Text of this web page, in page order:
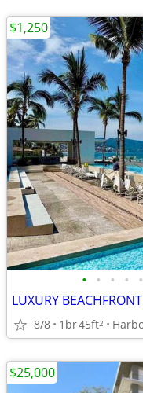
• • • • •
LUXURY
8/8 1br45ft2
$1,250
$25,000